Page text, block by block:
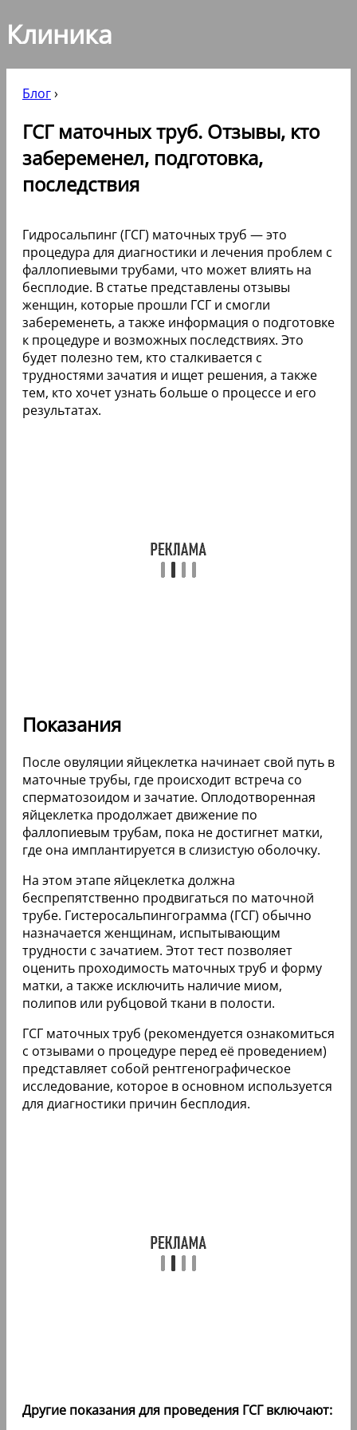
Клиника
Блог›
ГСГ маточных труб. Отзывы, кто
забеременел, подготовка,
последствия
Гидросальпинг (ГСГ) маточных труб — это
процедура для диагностики и лечения проблем с
фаллопиевыми трубами, что может влиять на
бесплодие. В статье представлены отзывы
женщин, которые прошли ГСГ и смогли
забеременеть, а также информация о подготовке
к процедуре и возможных последствиях. Это
будет полезно тем, кто сталкивается с
трудностями зачатия и ищет решения, а также
тем, кто хочет узнать больше о процессе и его
результатах.
Показания
После овуляции яйцеклетка начинает свой путь в
маточные трубы, где происходит встреча со
сперматозоидом и зачатие. Оплодотворенная
яйцеклетка продолжает движение по
фаллопиевым трубам, пока не достигнет матки,
где она имплантируется в слизистую оболочку.
На этом этапе яйцеклетка должна
беспрепятственно продвигаться по маточной
трубе. Гистеросальпингограмма (ГСГ) обычно
назначается женщинам, испытывающим
трудности с зачатием. Этот тест позволяет
оценить проходимость маточных труб и форму
матки, а также исключить наличие миом,
полипов или рубцовой ткани в полости.
ГСГ маточных труб (рекомендуется ознакомиться
с отзывами о процедуре перед её проведением)
представляет собой рентгенографическое
исследование, которое в основном используется
для диагностики причин бесплодия.
Другие показания для проведения ГСГ включают: